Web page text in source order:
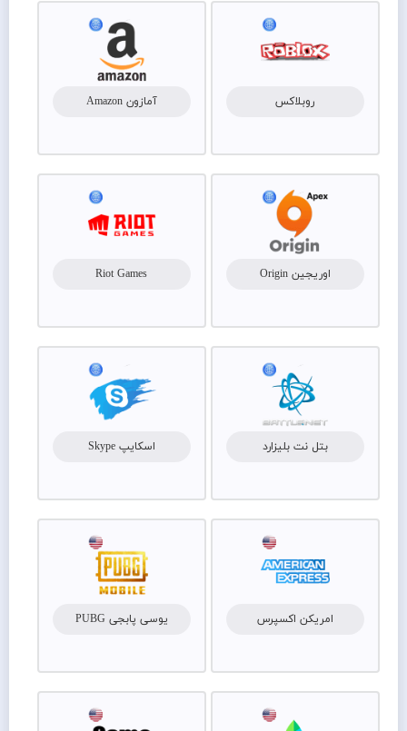
روبلاکس آمازون Amazon
اوریجین Origin Riot Games
بتل نت بلیزارد اسکایپ Skype
امریکن اکسپرس یوسی پابجی PUBG